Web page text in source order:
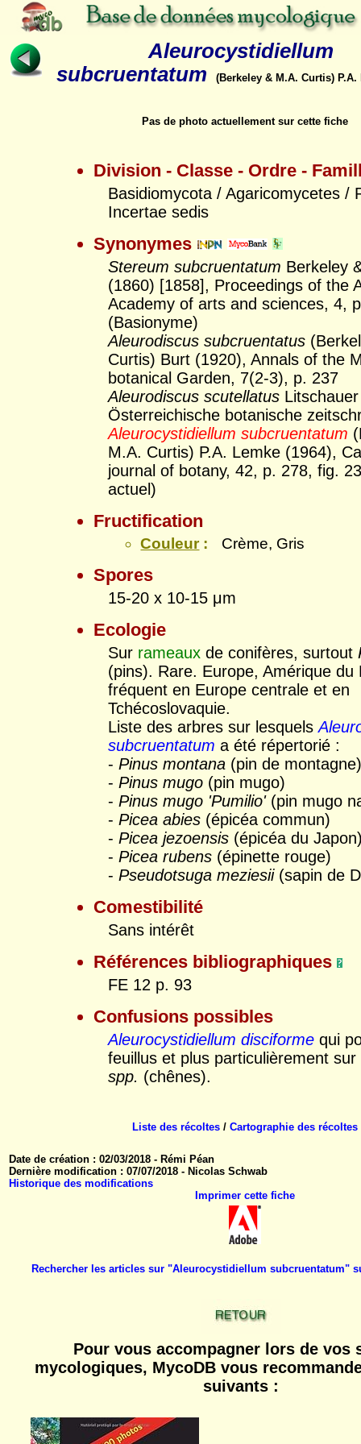
Aleurocystidiellum
subcruentatum
(Berkeley & M.A. Curtis) P.A.
Pas de photo actuellement sur cette fiche
Division - Classe - Ordre -
Basidiomycota / Agaricomycetes /
Incertae sedis
Synonymes
Stereum subcruentatum Berkeley
(1860) [1858], Proceedings of the
Academy of arts and sciences, 4,
(Basionyme)
Aleurodiscus subcruentatus
Curtis) Burt (1920), Annals of the
botanical Garden, 7(2-3), p. 237
Aleurodiscus scutellatus
Österreichische botanische
Aleurocystidiellum subcruentatum
M.A. Curtis) P.A. Lemke (1964),
journal of botany, 42, p. 278, fig.
actuel)
Fructification
Couleur: Crème, Gris
Spores
15-20 x 10-15 μm
Ecologie
Sur rameaux de conifères, surtout
(pins). Rare. Europe, Amérique du
fréquent en Europe centrale et en
Tchécoslovaquie.
Liste des arbres sur lesquels
subcruentatum a été répertorié :
-Pinus montana (pin de
-Pinus mugo (pin mugo)
-Pinus mugo 'Pumilio'(pin mugo
-Picea abies (épicéa commun)
-Picea jezoensis (épicéa du
-Picea rubens (épinette rouge)
-Pseudotsuga meziesii(sapin de
Comestibilité
Sans intérêt
Références bibliographiques
FE 12 p. 93
Confusions possibles
Aleurocystidiellum disciforme qui
feuillus et plus particulièrement sur
spp. (chênes).
Liste des récoltes /Cartographie des récoltes
Date de création : 02/03/2018 - Rémi Péan
Dernière modification : 07/07/2018 - Nicolas Schwab
Historique des modifications
Imprimer cette fiche
Rechercher les articles sur "Aleurocystidiellum subcruentatum"
Pour vous accompagner lors de vos
mycologiques, MycoDB vous
suivants :